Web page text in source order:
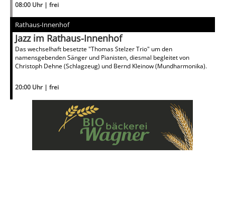
08:00 Uhr | frei
Rathaus-Innenhof
Jazz im Rathaus-Innenhof
Das wechselhaft besetzte "Thomas Stelzer Trio" um den
namensgebenden Sänger und Pianisten, diesmal begleitet von
Christoph Dehne (Schlagzeug) und Bernd Kleinow (Mundharmonika).
20:00 Uhr | frei